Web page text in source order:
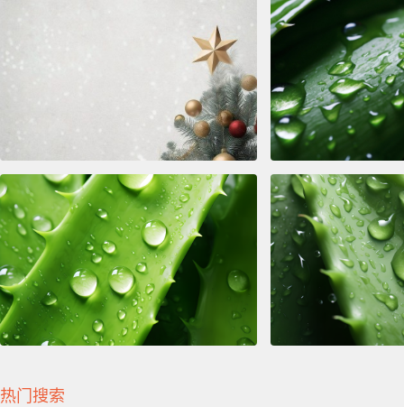
热门搜索